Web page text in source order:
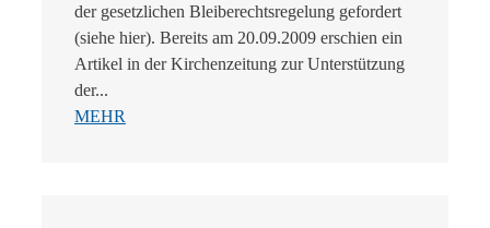
der gesetzlichen Bleiberechtsregelung gefordert
(siehe hier). Bereits am 20.09.2009 erschien ein
Artikel in der Kirchenzeitung zur Unterstützung
der...
MEHR